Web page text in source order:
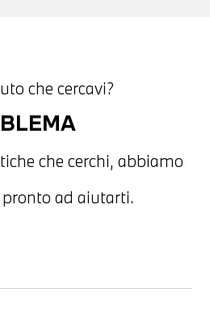
che cercavi?
che cerchi, abbiamo
ad aiutarti.